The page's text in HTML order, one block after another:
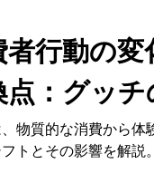
行動の
：グッ
物質的な消費から
トとその影響を解